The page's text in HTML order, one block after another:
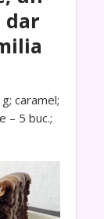
caramel;
– 5 buc.;